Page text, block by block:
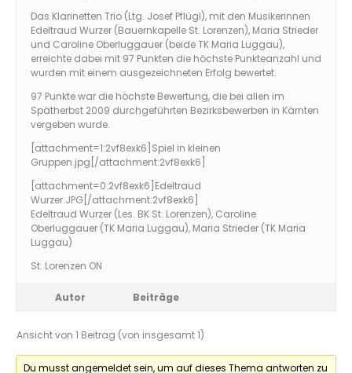
Das Klarinetten Trio (Ltg. Josef Pflügl), mit den Musikerinnen
Edeltraud Wurzer (Bauernkapelle St. Lorenzen), Maria Strieder
und Caroline Oberluggauer (beide TK Maria Luggau),
erreichte dabei mit 97 Punkten die höchste Punkteanzahl und
wurden mit einem ausgezeichneten Erfolg bewertet.
97 Punkte war die höchste Bewertung, die bei allen im
Spätherbst 2009 durchgeführten Bezirksbewerben in Kärnten
vergeben wurde.
[attachment=1:2vf8exk6] Spiel in kleinen
Gruppen.jpg [/attachment:2vf8exk6]
[attachment=0:2vf8exk6] Edeltraud
Wurzer.JPG [/attachment:2vf8exk6]
Edeltraud Wurzer (Les. BK St. Lorenzen), Caroline
Oberluggauer (TK Maria Luggau), Maria Strieder (TK Maria
Luggau)
St. Lorenzen ON
Autor Beiträge
Ansicht von 1 Beitrag (von insgesamt 1)
Du musst angemeldet sein, um auf dieses Thema antworten zu